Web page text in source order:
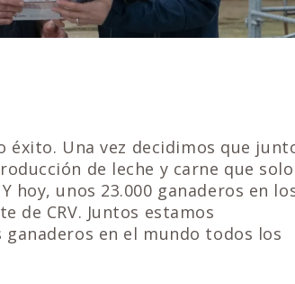
Una vez decidimos que
de leche y carne que
hoy, unos 23.000 ganaderos en
de CRV. Juntos estamos
en el mundo todos los